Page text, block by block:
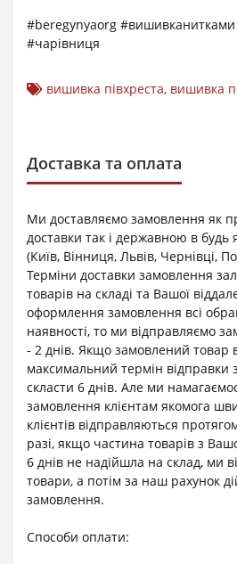
#beregynyaorg
#чарівниця
вишивка півхреста, вишивка
Доставка та оплата
Ми доставляємо замовлення як
доставки так і державною в будь
(Київ, Вінниця, Львів, Чернівці,
Терміни доставки замовлення
товарів на складі та Вашої
оформлення замовлення всі
наявності, то ми відправляємо
- 2 днів. Якщо замовлений товар
максимальний термін
скласти 6 днів. Але ми
замовлення клієнтам якомога
клієнтів відправляються
разі, якщо частина товарів з
6 днів не надійшла на склад, ми
товари, а потім за наш рахунок
замовлення.
Способи оплати: